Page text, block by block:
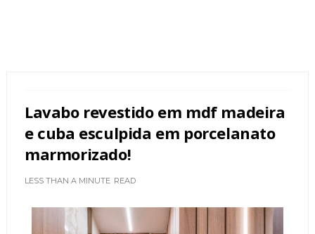
Lavabo revestido em mdf madeira
e cuba esculpida em porcelanato
marmorizado!
LESS THAN A MINUTE READ